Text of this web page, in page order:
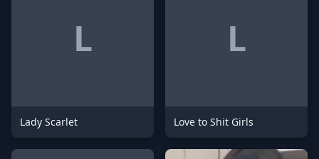
L
Lady Scarlet
L
Love to Shit Girls